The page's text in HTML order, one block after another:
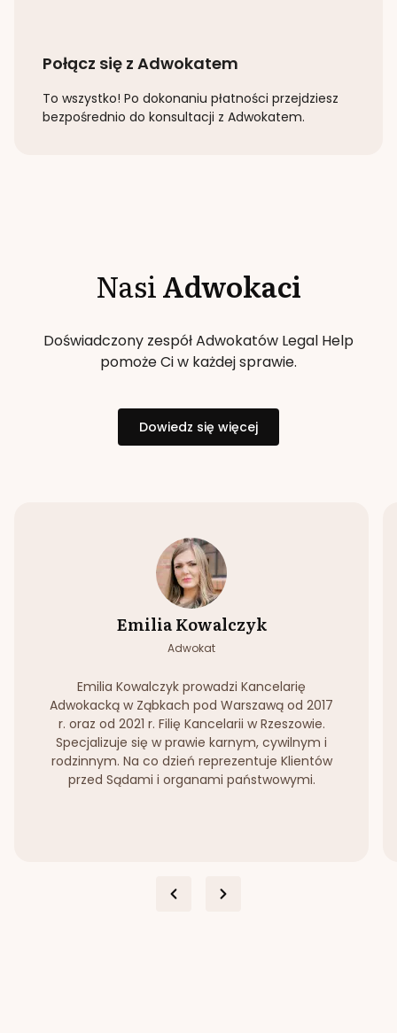
Połącz się z Adwokatem
To wszystko! Po dokonaniu płatności przejdziesz
bezpośrednio do konsultacji z Adwokatem.
NasiAdwokaci
Doświadczony zespół Adwokatów Legal Help
pomoże Ci w każdej sprawie.
Dowiedz się więcej
Emilia Kowalczyk
Adwokat
Emilia Kowalczyk prowadzi Kancelarię
Adwokacką w Ząbkach pod Warszawą od 2017
r. oraz od 2021 r. Filię Kancelarii w Rzeszowie.
Specjalizuje się w prawie karnym, cywilnym i
rodzinnym. Na co dzień reprezentuje Klientów
przed Sądami i organami państwowymi.